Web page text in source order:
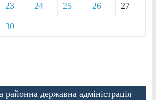
23 24 25 26 27
30
районна державна адміністрація